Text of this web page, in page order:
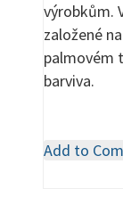
výrobkům.
založené
palmovém
barviva.
Add to